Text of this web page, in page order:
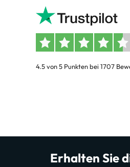
4.5 von 5 Punkten bei 1707
Erhalten Sie